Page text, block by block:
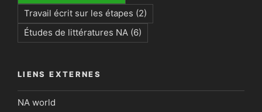
Travail écrit sur les étapes (2)
Études de littératures NA (6)
LIENS EXTERNES
NA world